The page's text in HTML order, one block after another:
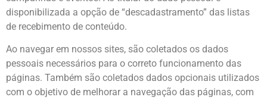
disponibilizada a opção de “descadastramento” das listas
de recebimento de conteúdo.
Ao navegar em nossos sites, são coletados os dados
pessoais necessários para o correto funcionamento das
páginas. Também são coletados dados opcionais utilizados
com o objetivo de melhorar a navegação das páginas, com